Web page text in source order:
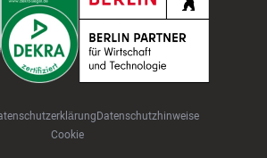
Datenschutzhinweise
Cookie